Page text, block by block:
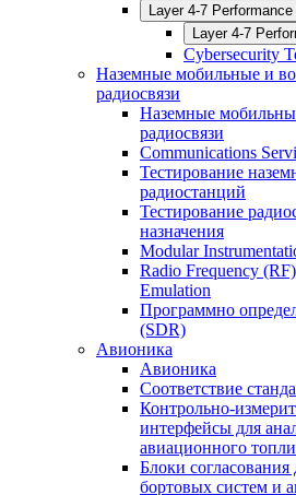
Layer 4-7
Layer 4-7
Cybersecurity
Наземные мобильные и
радиосвязи
Наземные
радиосвязи
Communications
Тестирование
радиостанций
Тестирование
назначения
Modular
Radio Frequency
Emulation
Программно
(SDR)
Авионика
Авионика
Соответствие
Контрольно-
интерфейсы для
авиационного
Блоки согласования
бортовых систем и